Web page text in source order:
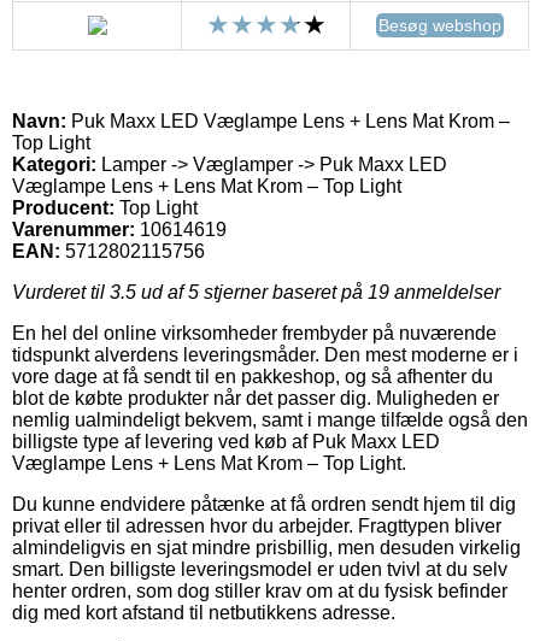
Besøg webshop
Navn: Puk Maxx LED Væglampe Lens + Lens Mat Krom –
Top Light
Kategori: Lamper -> Væglamper -> Puk Maxx LED
Væglampe Lens + Lens Mat Krom – Top Light
Producent: Top Light
Varenummer: 10614619
EAN: 5712802115756
Vurderet til 3.5 ud af 5 stjerner baseret på 19 anmeldelser
En hel del online virksomheder frembyder på nuværende
tidspunkt alverdens leveringsmåder. Den mest moderne er i
vore dage at få sendt til en pakkeshop, og så afhenter du
blot de købte produkter når det passer dig. Muligheden er
nemlig ualmindeligt bekvem, samt i mange tilfælde også den
billigste type af levering ved køb af Puk Maxx LED
Væglampe Lens + Lens Mat Krom – Top Light.
Du kunne endvidere påtænke at få ordren sendt hjem til dig
privat eller til adressen hvor du arbejder. Fragttypen bliver
almindeligvis en sjat mindre prisbillig, men desuden virkelig
smart. Den billigste leveringsmodel er uden tvivl at du selv
henter ordren, som dog stiller krav om at du fysisk befinder
dig med kort afstand til netbutikkens adresse.